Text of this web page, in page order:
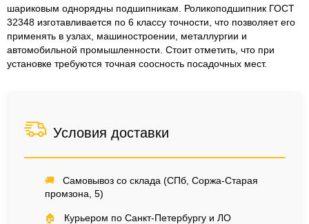
шариковым однорядны подшипникам. Роликоподшипник ГОСТ
32348 изготавливается по 6 классу точности, что позволяет его
применять в узлах, машиностроении, металлургии и
автомобильной промышленности. Стоит отметить, что при
установке требуются точная соосность посадочных мест.
Условия доставки
🚚
Самовывоз со склада (СПб, Соржа-Старая
промзона, 5)
🏠 Курьером по Санкт-Петербургу и ЛО